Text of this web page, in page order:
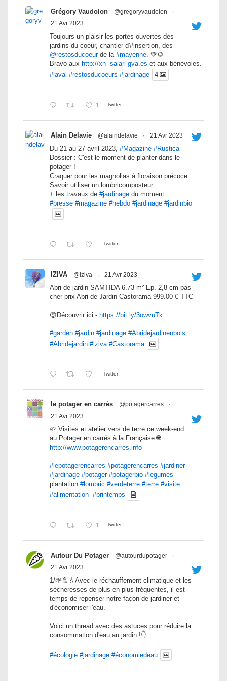
Grégory Vaudolon @gregoryvaudolon
·
21 Avr 2023
Toujours un plaisir les portes ouvertes des
jardins du coeur, chantier d'#insertion, des
@restosducoeurde la #mayenne. 💚🌻
Bravo aux http://xn--salari-gva.es et aux bénévoles.
#laval #restosducoeurs #jardinage 4
1 Twitter
Alain Delavie @alaindelavie · 21 Avr 2023
Du 21 au 27 avril 2023, #Magazine #Rustica
Dossier : C'est le moment de planter dans le
potager !
Craquer pour les magnolias à floraison précoce
Savoir utiliser un lombricomposteur
+ les travaux de #jardinage du moment
#presse #magazine #hebdo #jardinage #jardinbio
Twitter
IZIVA @iziva · 21 Avr 2023
Abri de jardin SAMTIDA 6.73 m² Ep. 2,8 cm pas
cher prix Abri de Jardin Castorama 999.00 € TTC
😍Découvrir ici - https://bit.ly/3owvuTk
#garden #jardin #jardinage #Abridejardinenbois
#Abridejardin #iziva #Castorama
Twitter
le potager en carrés @potagercarres
·
21 Avr 2023
🌱 Visites et atelier vers de terre ce week-end
au Potager en carrés à la Française 🌐
http://www.potagerencarres.info
#lepotagerencarres #potagerencarres #jardiner
#jardinage #potager #potagerbio #legumes
plantation #lombric #verdeterre #terre #visite
#alimentation #printemps
1 Twitter
Autour Du Potager @autourdupotager
·
21 Avr 2023
1/🌱🚿💧Avec le réchauffement climatique et les
sécheresses de plus en plus fréquentes, il est
temps de repenser notre façon de jardiner et
d'économiser l'eau.
Voici un thread avec des astuces pour réduire la
consommation d'eau au jardin !👇
#écologie #jardinage #économiedeau